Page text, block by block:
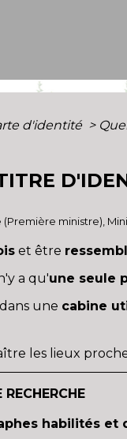
d'identité >
ministre),
et être
a qu'une seule
une cabine
les lieux
habilités et